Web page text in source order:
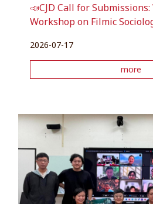
📣CJD Call for
Workshop on Filmic
2026-07-17
more